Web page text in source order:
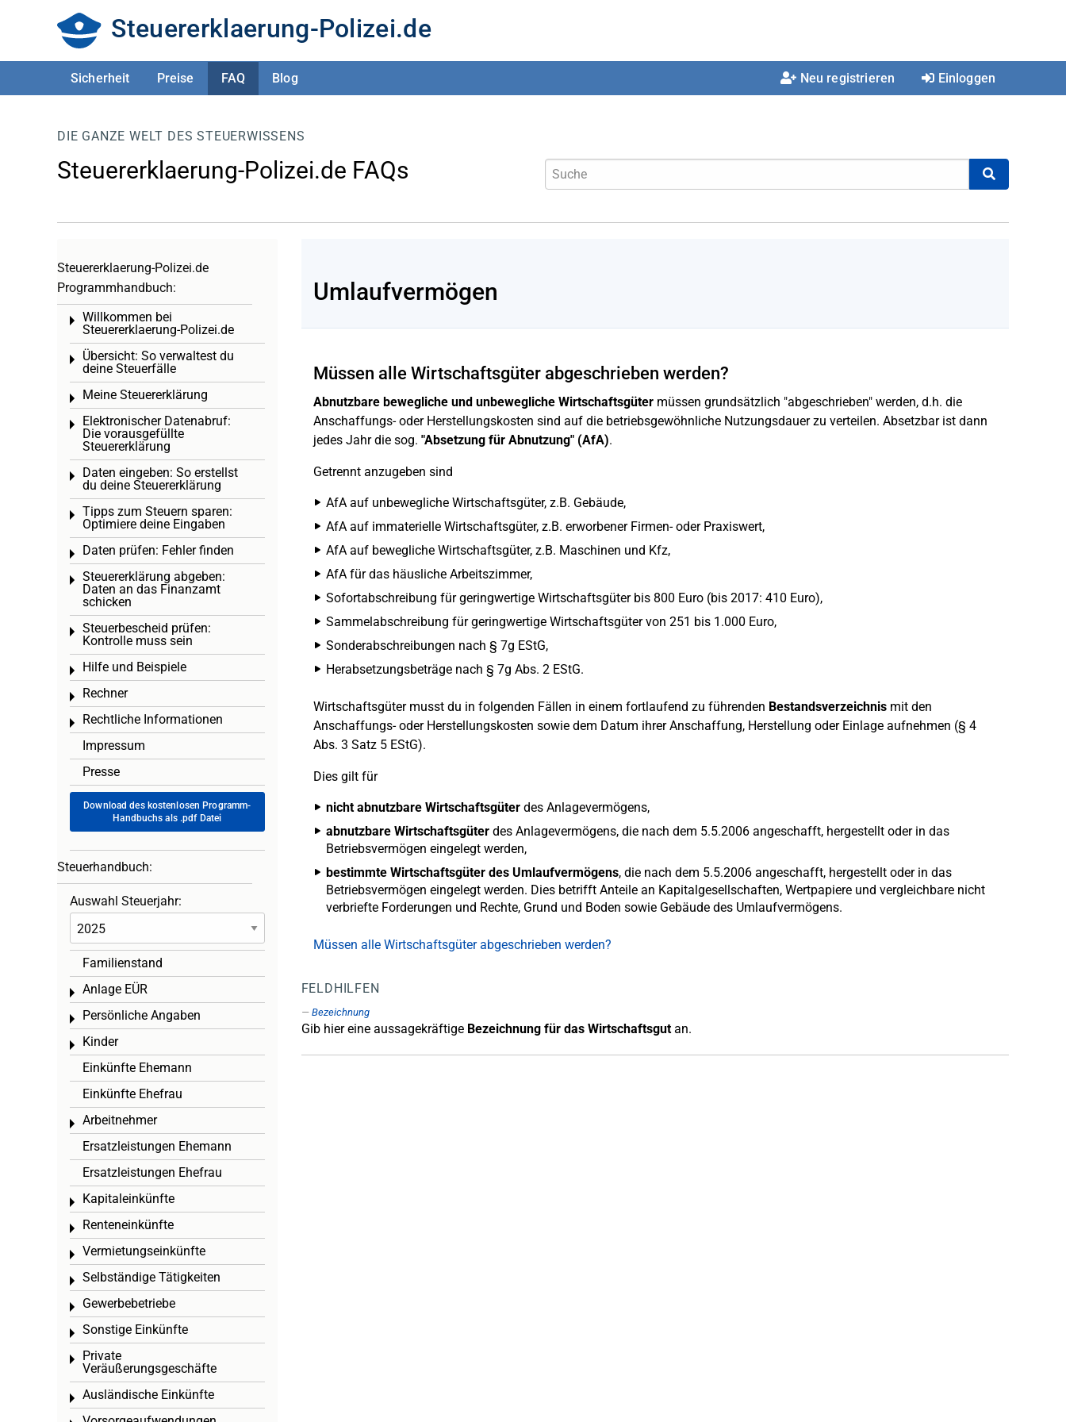
Steuererklaerung-Polizei.de
Sicherheit Preise FAQ Blog Neu registrieren Einloggen
DIE GANZE WELT DES STEUERWISSENS
Steuererklaerung-Polizei.de FAQs
Umlaufvermögen
Müssen alle Wirtschaftsgüter abgeschrieben werden?
Abnutzbare bewegliche und unbewegliche Wirtschaftsgütermüssen grundsätzlich "abgeschrieben" werden, d.h. die
Anschaffungs- oder Herstellungskosten sind auf die betriebsgewöhnliche Nutzungsdauer zu verteilen. Absetzbar ist dann
jedes Jahr die sog. "Absetzung für Abnutzung" (AfA).
Getrennt anzugeben sind
AfA auf unbewegliche Wirtschaftsgüter, z.B. Gebäude,
AfA auf immaterielle Wirtschaftsgüter, z.B. erworbener Firmen- oder Praxiswert,
AfA auf bewegliche Wirtschaftsgüter, z.B. Maschinen und Kfz,
AfA für das häusliche Arbeitszimmer,
Sofortabschreibung für geringwertige Wirtschaftsgüter bis 800 Euro (bis 2017: 410 Euro),
Sammelabschreibung für geringwertige Wirtschaftsgüter von 251 bis 1.000 Euro,
Sonderabschreibungen nach § 7g EStG,
Herabsetzungsbeträge nach § 7g Abs. 2 EStG.
Wirtschaftsgüter musst du in folgenden Fällen in einem fortlaufend zu führenden Bestandsverzeichnismit den
Anschaffungs- oder Herstellungskosten sowie dem Datum ihrer Anschaffung, Herstellung oder Einlage aufnehmen (§ 4
Abs. 3 Satz 5 EStG).
Dies gilt für
nicht abnutzbare Wirtschaftsgüterdes Anlagevermögens,
abnutzbare Wirtschaftsgüterdes Anlagevermögens, die nach dem 5.5.2006 angeschafft, hergestellt oder in das
Betriebsvermögen eingelegt werden,
bestimmte Wirtschaftsgüter des Umlaufvermögens, die nach dem 5.5.2006 angeschafft, hergestellt oder in das
Betriebsvermögen eingelegt werden. Dies betrifft Anteile an Kapitalgesellschaften, Wertpapiere und vergleichbare nicht
verbriefte Forderungen und Rechte, Grund und Boden sowie Gebäude des Umlaufvermögens.
Müssen alle Wirtschaftsgüter abgeschrieben werden?
FELDHILFEN
Bezeichnung
Gib hier eine aussagekräftige Bezeichnung für das Wirtschaftsgutan.
Steuererklaerung-Polizei.de
Programmhandbuch:
Willkommen bei
Steuererklaerung-Polizei.de
Toggle menu
Übersicht: So verwaltest du
deine Steuerfälle
Toggle menu
Meine Steuererklärung
Toggle menu
Elektronischer Datenabruf:
Die vorausgefüllte
Steuererklärung
Toggle menu
Daten eingeben: So erstellst
du deine Steuererklärung
Toggle menu
Tipps zum Steuern sparen:
Optimiere deine Eingaben
Toggle menu
Daten prüfen: Fehler finden
Toggle menu
Steuererklärung abgeben:
Daten an das Finanzamt
schicken
Toggle menu
Steuerbescheid prüfen:
Kontrolle muss sein
Toggle menu
Hilfe und Beispiele
Toggle menu
Rechner
Toggle menu
Rechtliche Informationen
Toggle menu
Impressum
Presse
Download des kostenlosen Programm-
Handbuchs als .pdf Datei
Steuerhandbuch:
Auswahl Steuerjahr:
Familienstand
Anlage EÜR
Toggle menu
Persönliche Angaben
Toggle menu
Kinder
Toggle menu
Einkünfte Ehemann
Einkünfte Ehefrau
Arbeitnehmer
Toggle menu
Ersatzleistungen Ehemann
Ersatzleistungen Ehefrau
Kapitaleinkünfte
Toggle menu
Renteneinkünfte
Toggle menu
Vermietungseinkünfte
Toggle menu
Selbständige Tätigkeiten
Toggle menu
Gewerbebetriebe
Toggle menu
Sonstige Einkünfte
Toggle menu
Private
Veräußerungsgeschäfte
Toggle menu
Ausländische Einkünfte
Toggle menu